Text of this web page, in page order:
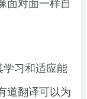
习和适应能
道翻译可以为